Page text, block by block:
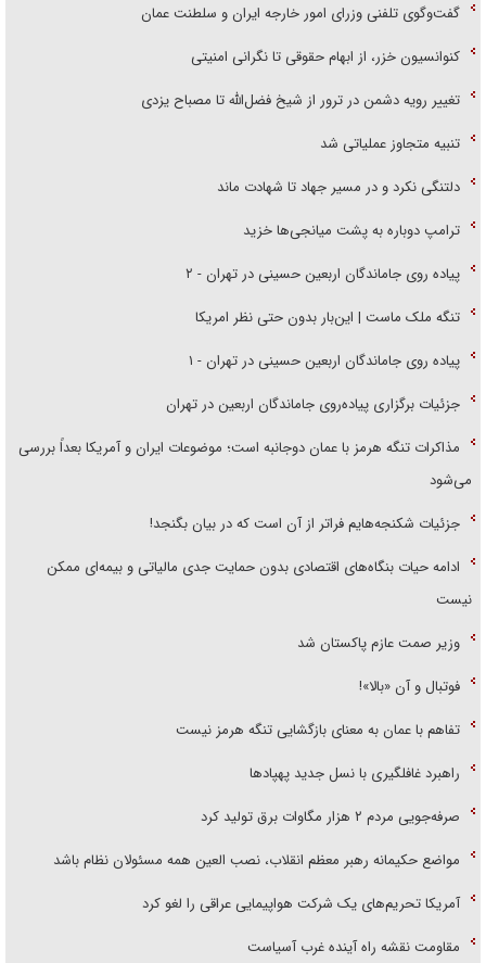
گفت‌وگوی تلفنی وزرای امور خارجه ایران و سلطنت عمان
کنوانسیون خزر، از ابهام حقوقی تا نگرانی امنیتی
تغییر رویه دشمن در ترور از شیخ فضل‌الله تا مصباح یزدی
تنبیه متجاوز عملیاتی شد
دلتنگی نکرد و در مسیر جهاد تا شهادت ماند
ترامپ دوباره به پشت میانجی‌ها خزید
پیاده روی جاماندگان اربعین حسینی در تهران - ۲
تنگه ملک ماست | این‌بار بدون حتی نظر امریکا
پیاده روی جاماندگان اربعین حسینی در تهران - ۱
جزئیات برگزاری پیاده‌روی جاماندگان اربعین در تهران
مذاکرات تنگه هرمز با عمان دوجانبه است؛ موضوعات ایران و آمریکا بعداً بررسی
می‌شود
جزئیات شکنجه‌هایم فراتر از آن است که در بیان بگنجد!
ادامه حیات بنگاه‌های اقتصادی بدون حمایت جدی مالیاتی و بیمه‌ای ممکن
نیست
وزیر صمت عازم پاکستان شد
فوتبال و آن «بالا»!
تفاهم با عمان به معنای بازگشایی تنگه هرمز نیست
راهبرد غافلگیری با نسل جدید پهپاد‌ها
صرفه‌جویی مردم ۲ هزار مگاوات برق تولید کرد
مواضع حکیمانه رهبر معظم انقلاب، نصب العین همه مسئولان نظام باشد
آمریکا تحریم‌های یک شرکت هواپیمایی عراقی را لغو کرد
مقاومت نقشه راه آینده غرب آسیاست